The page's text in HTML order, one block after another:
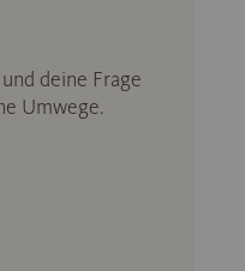
deine Frage
Umwege.